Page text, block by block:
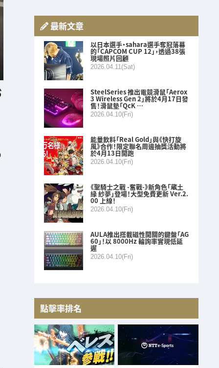
最新文章
以日本選手・sahara選手奪冠落幕
的「CAPCOM CUP 12」，透過38張
現場照片回顧
2026.04.11(Sat)
SteelSeries 推出電競滑鼠「Aerox
3 Wireless Gen 2」將於4月17日發
售！滑鼠墊「QcK …
2026.04.10(Fri)
能量飲料「Real Gold」與《快打旋
風》合作！限定聯名周邊抽獎活動將
於4月13日開跑
2026.04.10(Fri)
《聖騎士之戰 -奮戰-》新角色「蔵土
緣 紗夢」登場！大型免費更新 Ver.2.
00 上線！
2026.04.10(Fri)
AULA推出搭載磁性開關的鍵盤「AG
60」！以 8000Hz 輪詢率實現低延
遲
2026.04.10(Fri)
點擊率排名